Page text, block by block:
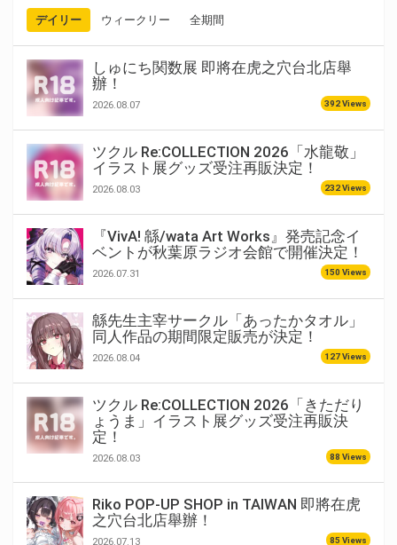
デイリー ウィークリー 全期間
しゅにち関数展 即將在虎之穴台北店舉
辦！
2026.08.07 392 Views
ツクル Re:COLLECTION 2026「水龍敬」
イラスト展グッズ受注再販決定！
2026.08.03 232 Views
『VivA! 緜/wata Art Works』発売記念イ
ベントが秋葉原ラジオ会館で開催決定！
2026.07.31 150 Views
緜先生主宰サークル「あったかタオル」
同人作品の期間限定販売が決定！
2026.08.04 127 Views
ツクル Re:COLLECTION 2026「きただり
ょうま」イラスト展グッズ受注再販決
定！
2026.08.03 88 Views
Riko POP-UP SHOP in TAIWAN 即將在虎
之穴台北店舉辦！
2026.07.13 85 Views